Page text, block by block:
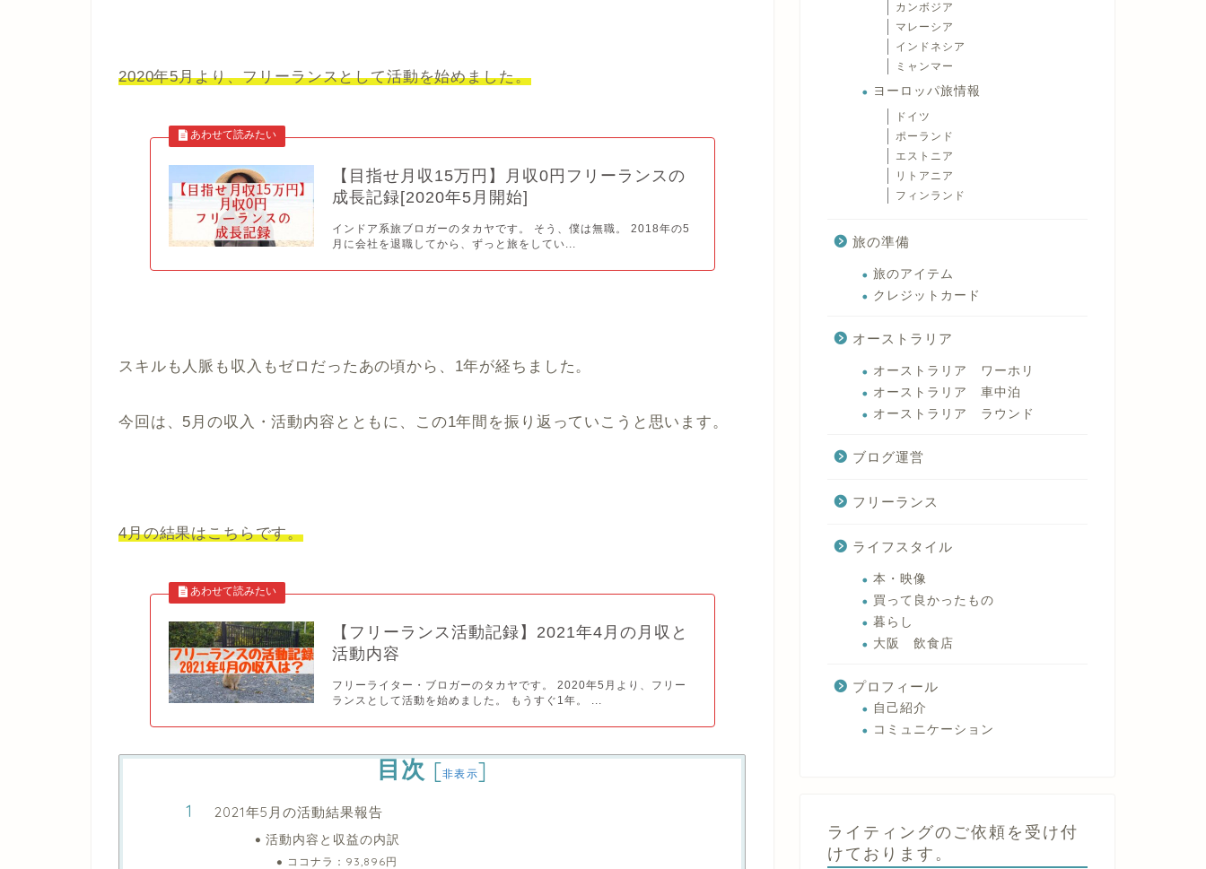
2020年5月より、フリーランスとして活動を始めました。
【目指せ月収15万円】月収0円フリーランスの
成長記録[2020年5月開始]
インドア系旅ブロガーのタカヤです。 そう、僕は無職。 2018年の5
月に会社を退職してから、ずっと旅をしてい...
スキルも人脈も収入もゼロだったあの頃から、1年が経ちました。
今回は、5月の収入・活動内容とともに、この1年間を振り返っていこうと思います。
4月の結果はこちらです。
【フリーランス活動記録】2021年4月の月収と
活動内容
フリーライター・ブロガーのタカヤです。 2020年5月より、フリー
ランスとして活動を始めました。 もうすぐ1年。 ...
目次 [非表示]
2021年5月の活動結果報告
活動内容と収益の内訳
ココナラ：93,896円
カンボジア
マレーシア
インドネシア
ミャンマー
ヨーロッパ旅情報
ドイツ
ポーランド
エストニア
リトアニア
フィンランド
旅の準備
旅のアイテム
クレジットカード
オーストラリア
オーストラリア ワーホリ
オーストラリア 車中泊
オーストラリア ラウンド
ブログ運営
フリーランス
ライフスタイル
本・映像
買って良かったもの
暮らし
大阪 飲食店
プロフィール
自己紹介
コミュニケーション
ライティングのご依頼を受け付
けております。